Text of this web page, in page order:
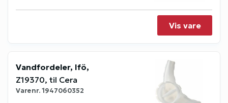
Vis vare
Vandfordeler, Ifö,
Z19370, til Cera
Varenr.1947060352